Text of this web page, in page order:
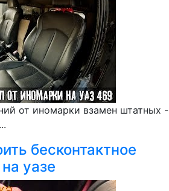
от иномарки взамен штатных -
бесконтактное
уазе